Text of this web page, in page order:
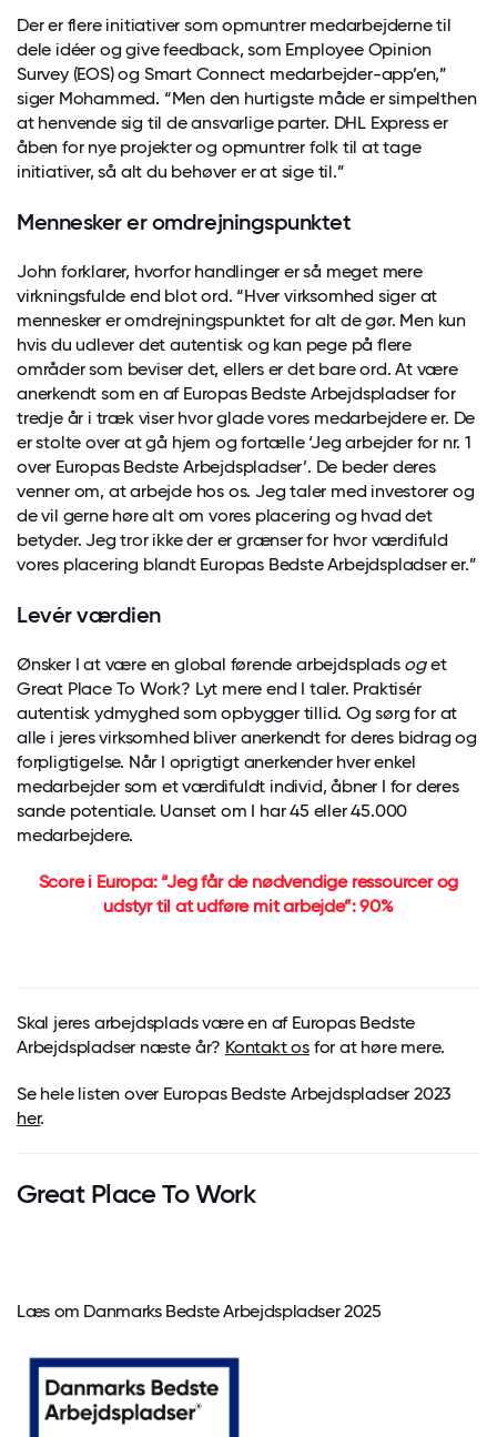
Der er flere initiativer som opmuntrer medarbejderne til
dele idéer og give feedback, som Employee Opinion
Survey (EOS) og Smart Connect medarbejder-app’en,”
siger Mohammed. “Men den hurtigste måde er simpelthen
at henvende sig til de ansvarlige parter. DHL Express er
åben for nye projekter og opmuntrer folk til at tage
initiativer, så alt du behøver er at sige til.”
Mennesker er omdrejningspunktet
John forklarer, hvorfor handlinger er så meget mere
virkningsfulde end blot ord. “Hver virksomhed siger at
mennesker er omdrejningspunktet for alt de gør. Men kun
hvis du udlever det autentisk og kan pege på flere
områder som beviser det, ellers er det bare ord. At være
anerkendt som en af Europas Bedste Arbejdspladser for
tredje år i træk viser hvor glade vores medarbejdere er. De
er stolte over at gå hjem og fortælle ‘Jeg arbejder for nr. 1
over Europas Bedste Arbejdspladser’. De beder deres
venner om, at arbejde hos os. Jeg taler med investorer og
de vil gerne høre alt om vores placering og hvad det
betyder. Jeg tror ikke der er grænser for hvor værdifuld
vores placering blandt Europas Bedste Arbejdspladser er.”
Levér værdien
Ønsker I at være en global førende arbejdsplads oget
Great Place To Work? Lyt mere end I taler. Praktisér
autentisk ydmyghed som opbygger tillid. Og sørg for at
alle i jeres virksomhed bliver anerkendt for deres bidrag og
forpligtigelse. Når I oprigtigt anerkender hver enkel
medarbejder som et værdifuldt individ, åbner I for deres
sande potentiale. Uanset om I har 45 eller 45.000
medarbejdere.
Score i Europa: “Jeg får de nødvendige ressourcer og
udstyr til at udføre mit arbejde”: 90%
Skal jeres arbejdsplads være en af Europas Bedste
Arbejdspladser næste år? Kontakt os for at høre mere.
Se hele listen over Europas Bedste Arbejdspladser 2023
her.
Great Place To Work
Læs om Danmarks Bedste Arbejdspladser 2025